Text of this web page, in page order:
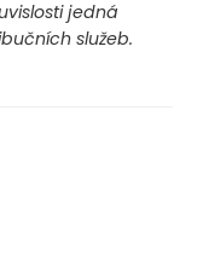
jedná
služeb.